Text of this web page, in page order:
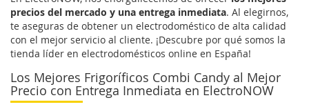
precios del mercado y una entrega inmediata. Al elegirnos,
te aseguras de obtener un electrodoméstico de alta calidad
con el mejor servicio al cliente. ¡Descubre por qué somos la
tienda líder en electrodomésticos online en España!
Los Mejores Frigoríficos Combi Candy al Mejor
Precio con Entrega Inmediata en ElectroNOW